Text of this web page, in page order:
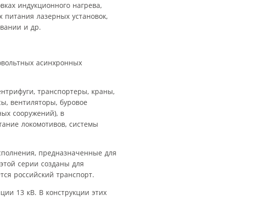
индукционного нагрева,
лазерных установок,
и др.
асинхронных
транспортеры, краны,
вентиляторы, буровое
сооружений), в
локомотивов, системы
предназначенные для
серии созданы для
российский транспорт.
13 кВ. В конструкции этих